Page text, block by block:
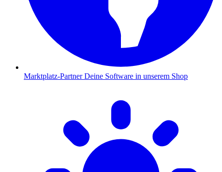
Marktplatz-Partner Deine Software in unserem Shop